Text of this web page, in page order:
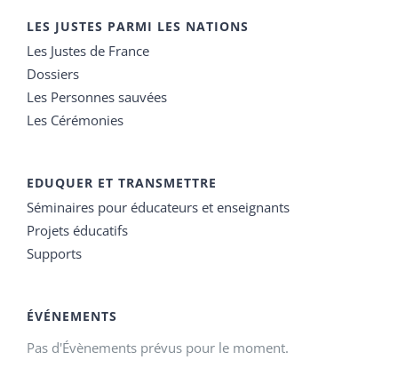
LES JUSTES PARMI LES NATIONS
Les Justes de France
Dossiers
Les Personnes sauvées
Les Cérémonies
EDUQUER ET TRANSMETTRE
Séminaires pour éducateurs et enseignants
Projets éducatifs
Supports
ÉVÉNEMENTS
Pas d'Évènements prévus pour le moment.